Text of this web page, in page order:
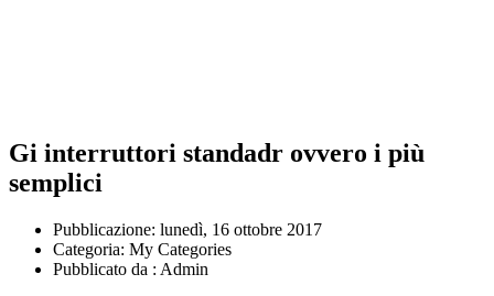
Gi interruttori standadr ovvero i più
semplici
Pubblicazione: lunedì, 16 ottobre 2017
Categoria: My Categories
Pubblicato da : Admin